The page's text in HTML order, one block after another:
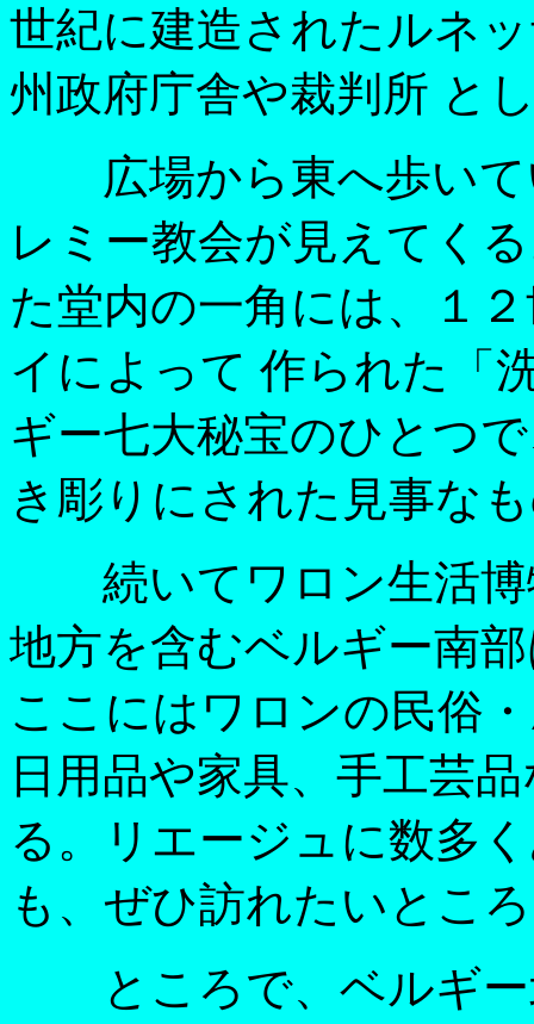
世紀に建造されたルネ
州政府庁舎や裁判所 と
広場から東へ歩いて
レミー教会が見えてく
た堂内の一角には、１
イによって 作られた「
ギー七大秘宝のひとつ
き彫りにされた見事な
続いてワロン生活博
地方を含むベルギー南
ここにはワロンの民俗
日用品や家具、手工芸
る。リエージュに数多
も、ぜひ訪れたいとこ
ところで、ベルギー